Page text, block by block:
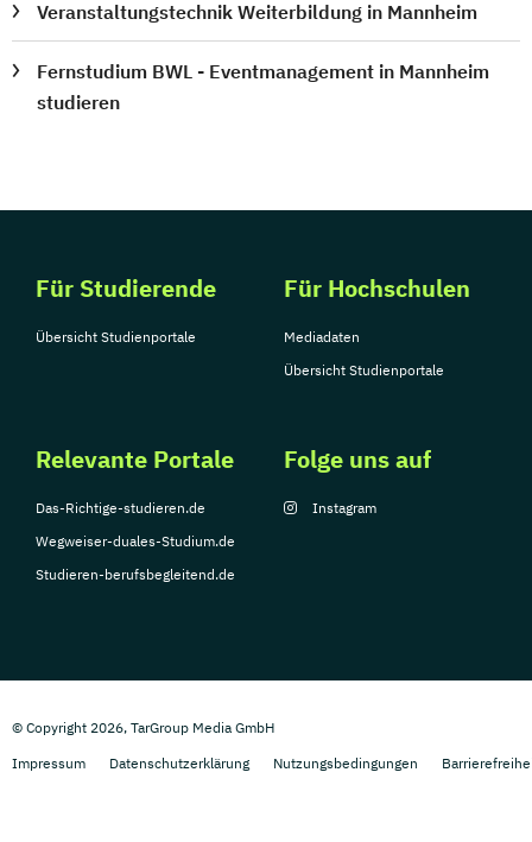
Veranstaltungstechnik Weiterbildung in Mannheim
Fernstudium BWL - Eventmanagement in Mannheim
studieren
Für Studierende
Übersicht Studienportale
Für Hochschulen
Mediadaten
Übersicht Studienportale
Relevante Portale
Das-Richtige-studieren.de
Wegweiser-duales-Studium.de
Studieren-berufsbegleitend.de
Folge uns auf
Instagram
© Copyright 2026, TarGroup Media GmbH
Impressum
Datenschutzerklärung Nutzungsbedingungen